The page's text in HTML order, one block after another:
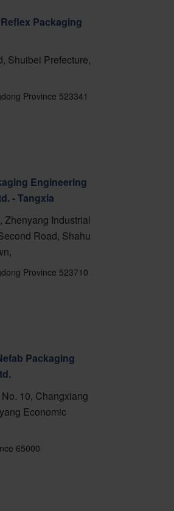
Packaging
Shuibei Prefecture,
Province 523341
Engineering
- Tangxia
Zhenyang Industrial
Road, Shahu
Province 523710
Packaging
10, Changxiang
Economic
65000